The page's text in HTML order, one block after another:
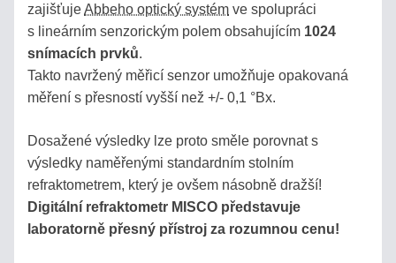
zajišťujeAbbeho optický systém ve spolupráci
s lineárním senzorickým polem obsahujícím 1024
snímacích prvků.
Takto navržený měřicí senzor umožňuje opakovaná
měření s přesností vyšší než +/- 0,1 °Bx.
Dosažené výsledky lze proto směle porovnat s
výsledky naměřenými standardním stolním
refraktometrem, který je ovšem násobně dražší!
Digitální refraktometr MISCO představuje
laboratorně přesný přístroj za rozumnou cenu!
REFRAKTOMETR?
ENCYKLOPEDIE
VÝBĚREM
STANOVENÍ
CUKERNATOSTI